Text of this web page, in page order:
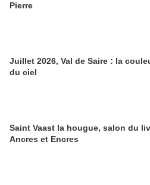
Pierre
Juillet 2026, Val de Saire : la
du ciel
Saint Vaast la hougue, salon du
Ancres et Encres